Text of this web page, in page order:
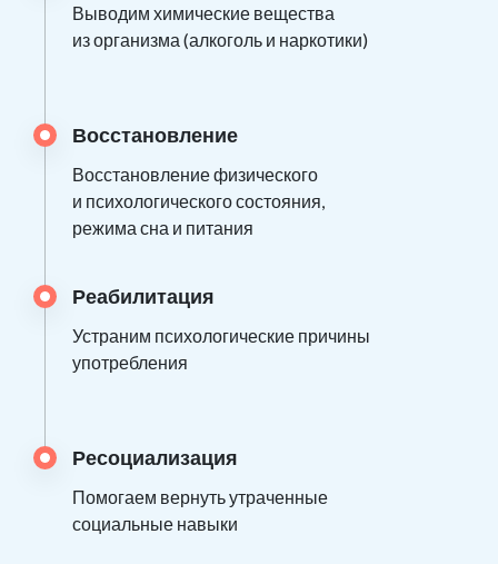
Выводим химические вещества
из организма (алкоголь и наркотики)
Восстановление
Восстановление физического
и психологического состояния,
режима сна и питания
Реабилитация
Устраним психологические причины
употребления
Ресоциализация
Помогаем вернуть утраченные
социальные навыки